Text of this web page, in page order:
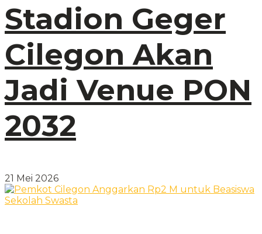
Stadion Geger
Cilegon Akan
Jadi Venue PON
2032
21 Mei 2026